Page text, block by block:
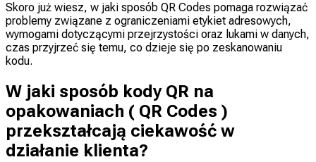
Skoro już wiesz, w jaki sposób QR Codes pomaga rozwiązać
problemy związane z ograniczeniami etykiet adresowych,
wymogami dotyczącymi przejrzystości oraz lukami w danych,
czas przyjrzeć się temu, co dzieje się po zeskanowaniu
kodu.
W jaki sposób kody QR na
opakowaniach ( QR Codes )
przekształcają ciekawość w
działanie klienta?